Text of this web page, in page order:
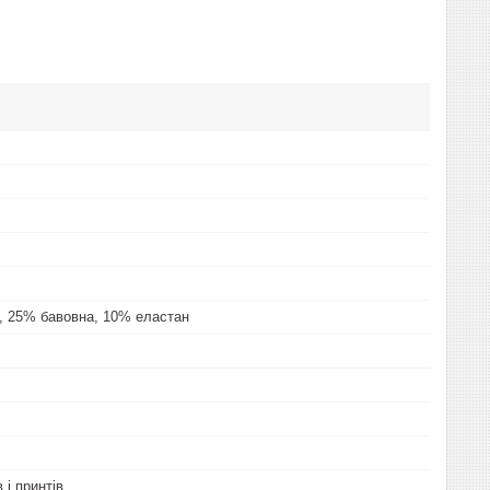
25% бавовна, 10% еластан
і принтів